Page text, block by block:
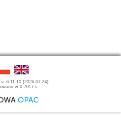
v. 6.11.10 (2026-07-24)
w 0,7017 s.